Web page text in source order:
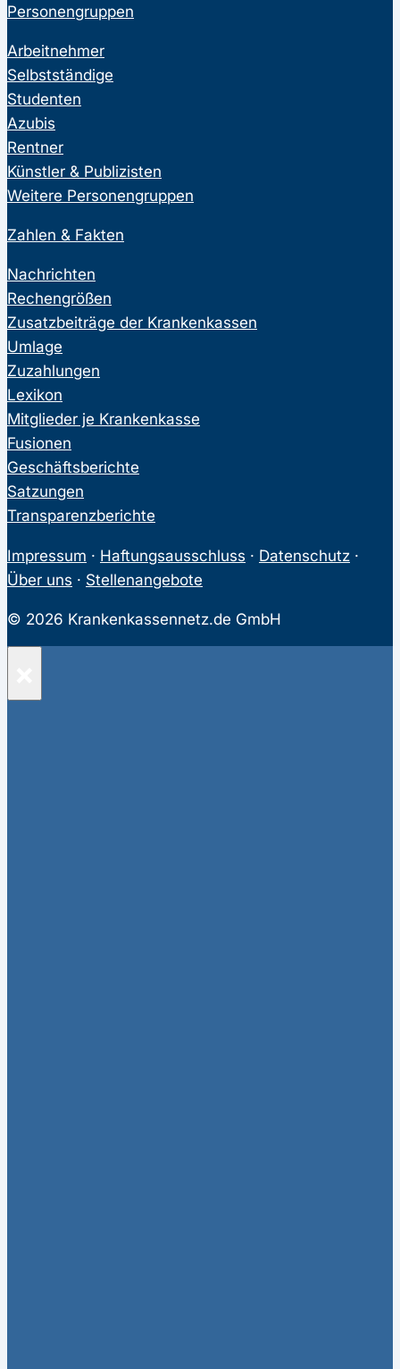
Personengruppen
Arbeitnehmer
Selbstständige
Studenten
Azubis
Rentner
Künstler & Publizisten
Weitere Personengruppen
Zahlen & Fakten
Nachrichten
Rechengrößen
Zusatzbeiträge der Krankenkassen
Umlage
Zuzahlungen
Lexikon
Mitglieder je Krankenkasse
Fusionen
Geschäftsberichte
Satzungen
Transparenzberichte
Impressum · Haftungsausschluss · Datenschutz ·
Über uns · Stellenangebote
© 2026 Krankenkassennetz.de GmbH